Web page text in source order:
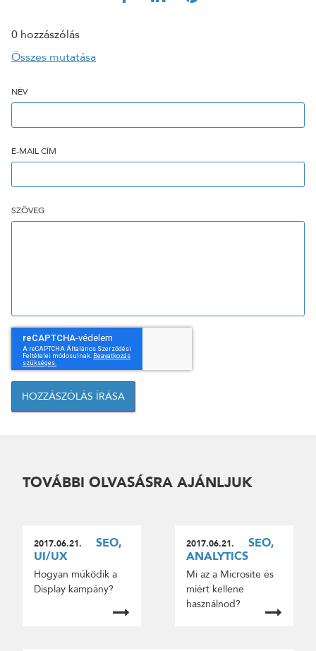
0 hozzászólás
Összes mutatása
NÉV
E-MAIL CÍM
SZÖVEG
HOZZÁSZÓLÁS ÍRÁSA
TOVÁBBI OLVASÁSRA AJÁNLJUK
2017.06.21.
SEO,
UI/UX
Hogyan működik a
Display kampány?
2017.06.21.
SEO,
ANALYTICS
Mi az a Microsite és
miért kellene
használnod?